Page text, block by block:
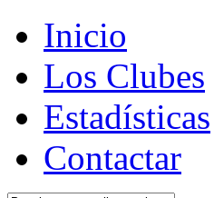
Inicio
Los Clubes
Estadísticas
Contactar